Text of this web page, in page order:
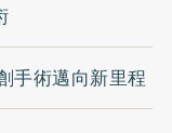
手術邁向新里程